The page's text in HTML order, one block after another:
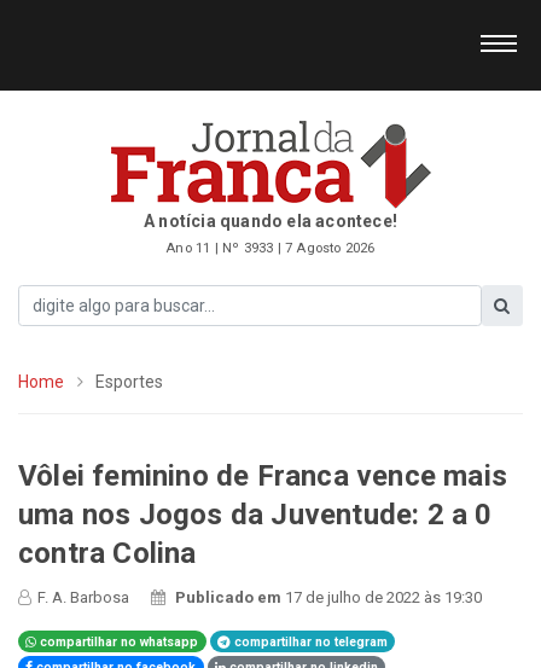
A notícia quando ela acontece!
Ano 11 | Nº 3933 | 7 Agosto 2026
Home Esportes
Vôlei feminino de Franca vence mais
uma nos Jogos da Juventude: 2 a 0
contra Colina
F. A. Barbosa Publicado em 17 de julho de 2022 às 19:30
compartilhar no whatsapp
compartilhar no telegram